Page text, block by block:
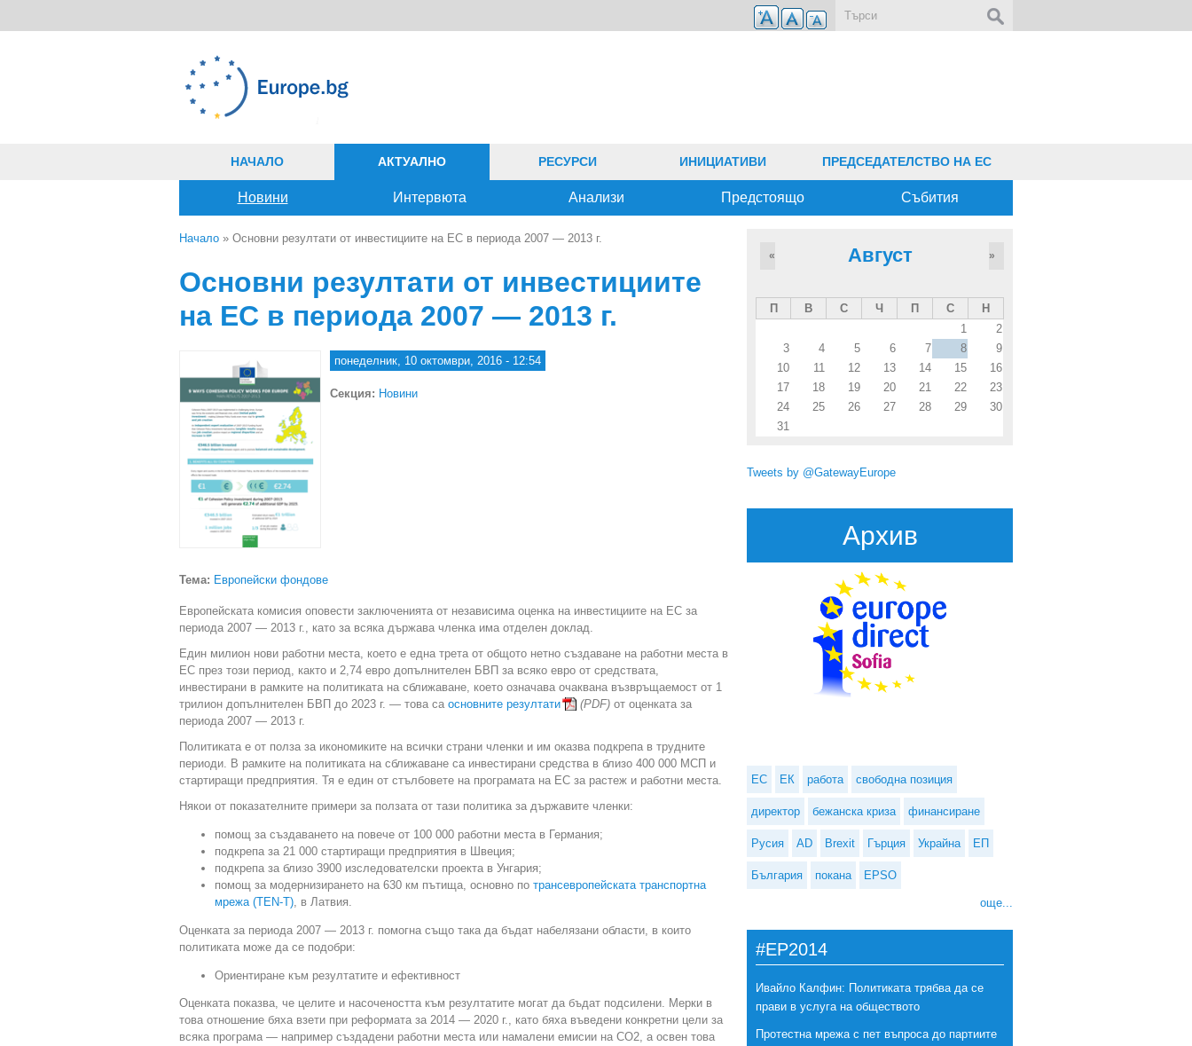
НАЧАЛО АКТУАЛНО
Новини Интервюта Анализи Предстоящо Събития
РЕСУРСИ ИНИЦИАТИВИ ПРЕДСЕДАТЕЛСТВО НА ЕС
Начало » Основни резултати от инвестициите на ЕС в периода 2007 — 2013 г.
Основни резултати от инвестициите
на ЕС в периода 2007 — 2013 г.
понеделник, 10 октомври, 2016 - 12:54
Секция: Новини
Тема: Европейски фондове
Европейската комисия оповести заключенията от независима оценка на инвестициите на ЕС за
периода 2007 — 2013 г., като за всяка държава членка има отделен доклад.
Един милион нови работни места, което е една трета от общото нетно създаване на работни места в
ЕС през този период, както и 2,74 евро допълнителен БВП за всяко евро от средствата,
инвестирани в рамките на политиката на сближаване, което означава очаквана възвръщаемост от 1
трилион допълнителен БВП до 2023 г. — това са основните резултати (PDF) от оценката за
периода 2007 — 2013 г.
Политиката е от полза за икономиките на всички страни членки и им оказва подкрепа в трудните
периоди. В рамките на политиката на сближаване са инвестирани средства в близо 400 000 МСП и
стартиращи предприятия. Тя е един от стълбовете на програмата на ЕС за растеж и работни места.
Някои от показателните примери за ползата от тази политика за държавите членки:
помощ за създаването на повече от 100 000 работни места в Германия;
подкрепа за 21 000 стартиращи предприятия в Швеция;
подкрепа за близо 3900 изследователски проекта в Унгария;
помощ за модернизирането на 630 км пътища, основно по трансевропейската транспортна
мрежа (TEN-T) , в Латвия.
Оценката за периода 2007 — 2013 г. помогна също така да бъдат набелязани области, в които
политиката може да се подобри:
Ориентиране към резултатите и ефективност
Оценката показва, че целите и насочеността към резултатите могат да бъдат подсилени. Мерки в
това отношение бяха взети при реформата за 2014 — 2020 г., като бяха въведени конкретни цели за
всяка програма — например създадени работни места или намалени емисии на CO2, а освен това
Август
« »
П В С Ч П С
Н
1
2
3
4 5 6 7 8
9
10
11 12 13 14 15
16
17
18 19 20 21 22
23
24
25 26 27 28 29
30
31
Tweets by @GatewayEurope
Архив
ЕС ЕК работа свободна позиция
директор бежанска криза финансиране
Русия AD Brexit Гърция Украйна ЕП
България покана EPSO
още...
#EP2014
Ивайло Калфин: Политиката трябва да се
прави в услуга на обществото
Протестна мрежа с пет въпроса до партиите